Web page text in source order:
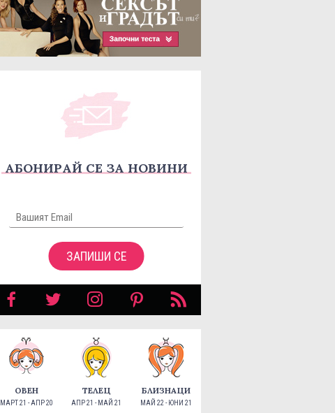
АБОНИРАЙ СЕ ЗА НОВИНИ
ЗАПИШИ СЕ
ОВЕН
МАРТ 21 - АПР 20
ТЕЛЕЦ
АПР 21 - МАЙ 21
БЛИЗНАЦИ
МАЙ 22 - ЮНИ 21